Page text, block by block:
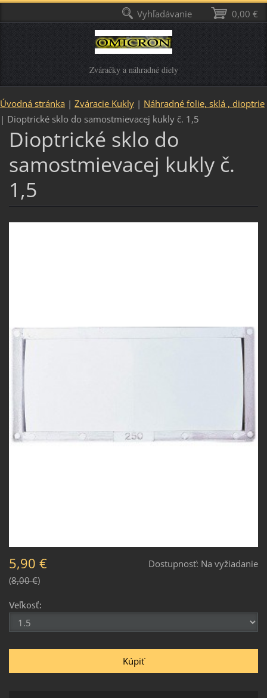
Zváračky a náhradné diely
Úvodná stránka | Zváracie Kukly | Náhradné folie, sklá , dioptrie
| Dioptrické sklo do samostmievacej kukly č. 1,5
Dioptrické sklo do
samostmievacej kukly č.
1,5
Dostupnosť: Na vyžiadanie
5,90 €
8,00 €
Veľkosť:
0,00 €
Vyhľadávanie